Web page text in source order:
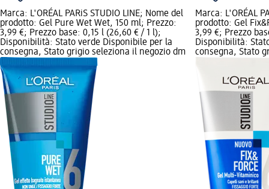
Marca: L'ORÉAL PARiS STUDIO LINE; Nome del
prodotto: Gel Pure Wet Wet, 150 ml; Prezzo:
3,99 €; Prezzo base: 0,15 l (26,60 € / 1 l);
Disponibilità: Stato verde Disponibile per la
consegna, Stato grigio seleziona il negozio dm
Marca: L'ORÉAL
prodotto: Gel
3,99 €; Prezzo
Disponibilità:
consegna, Stato